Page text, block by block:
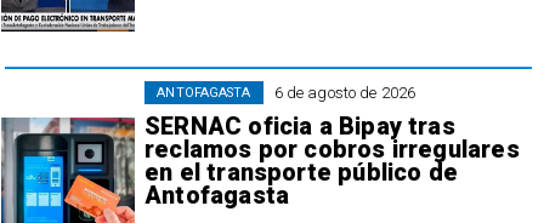
6 de agosto de 2026
SERNAC oficia a Bipay tras
reclamos por cobros irregulares
en el transporte público de
Antofagasta
ANTOFAGASTA